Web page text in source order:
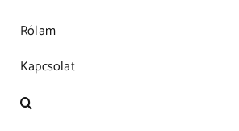
Rólam
Kapcsolat